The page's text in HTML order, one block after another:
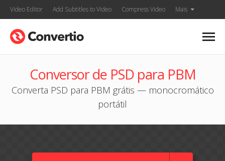
Video Editor Add Subtitles to Video Compress Video Mais
Conversor de PSD para PBM
Converta PSD para PBM grátis — monocromático
portátil